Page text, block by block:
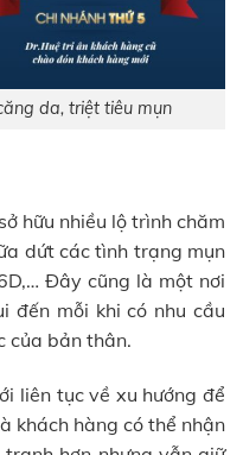
da, triệt tiêu mụn
hữu nhiều lộ trình chăm
dứt các tình trạng mụn
Đây cũng là một nơi
đến mỗi khi có nhu cầu
của bản thân.
liên tục về xu hướng để
khách hàng có thể nhận